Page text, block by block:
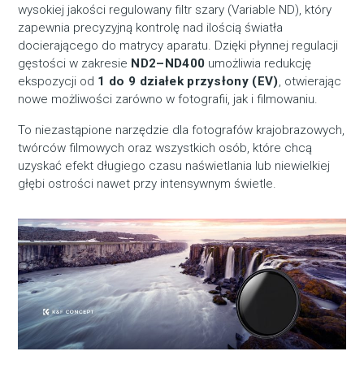
wysokiej jakości regulowany filtr szary (Variable ND), który
zapewnia precyzyjną kontrolę nad ilością światła
docierającego do matrycy aparatu. Dzięki płynnej regulacji
gęstości w zakresie ND2–ND400 umożliwia redukcję
ekspozycji od 1 do 9 działek przysłony (EV), otwierając
nowe możliwości zarówno w fotografii, jak i filmowaniu.
To niezastąpione narzędzie dla fotografów krajobrazowych,
twórców filmowych oraz wszystkich osób, które chcą
uzyskać efekt długiego czasu naświetlania lub niewielkiej
głębi ostrości nawet przy intensywnym świetle.